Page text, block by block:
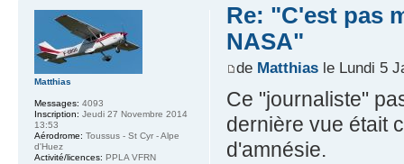
Re: "C'est pas
NASA"
de Matthiasle Lundi 5
Ce "journaliste"
dernière vue était
d'amnésie.
Matthias
Messages: 4093
Inscription: Jeudi 27 Novembre 2014
13:53
Aérodrome: Toussus - St Cyr - Alpe
d'Huez
Activité/licences: PPLA VFRN